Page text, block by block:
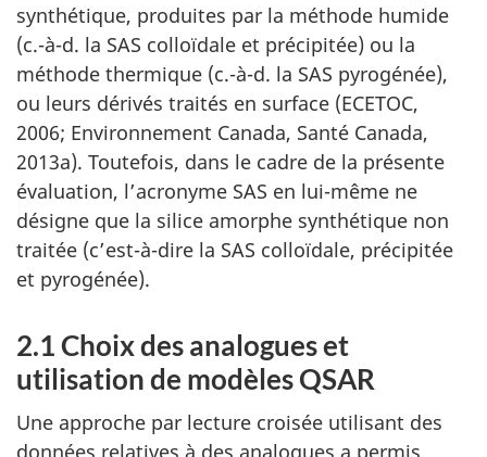
synthétique, produites par la méthode humide
(c.-à-d. la SAS colloïdale et précipitée) ou la
méthode thermique (c.-à-d. la SAS pyrogénée),
ou leurs dérivés traités en surface (ECETOC,
2006; Environnement Canada, Santé Canada,
2013a). Toutefois, dans le cadre de la présente
évaluation, l’acronyme SAS en lui-même ne
désigne que la silice amorphe synthétique non
traitée (c’est-à-dire la SAS colloïdale, précipitée
et pyrogénée).
2.1 Choix des analogues et
utilisation de modèles QSAR
Une approche par lecture croisée utilisant des